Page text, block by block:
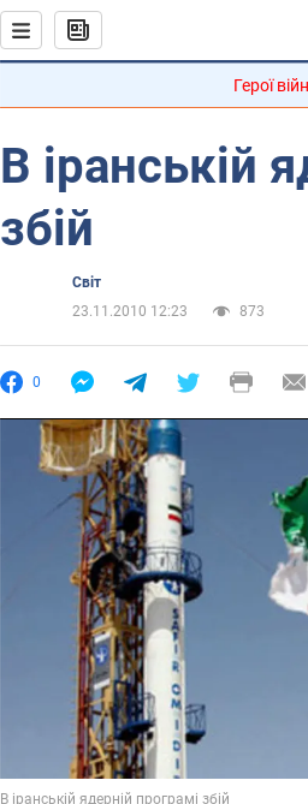
Герої
В іранській
збій
Світ
23.11.2010 12:23
873
0